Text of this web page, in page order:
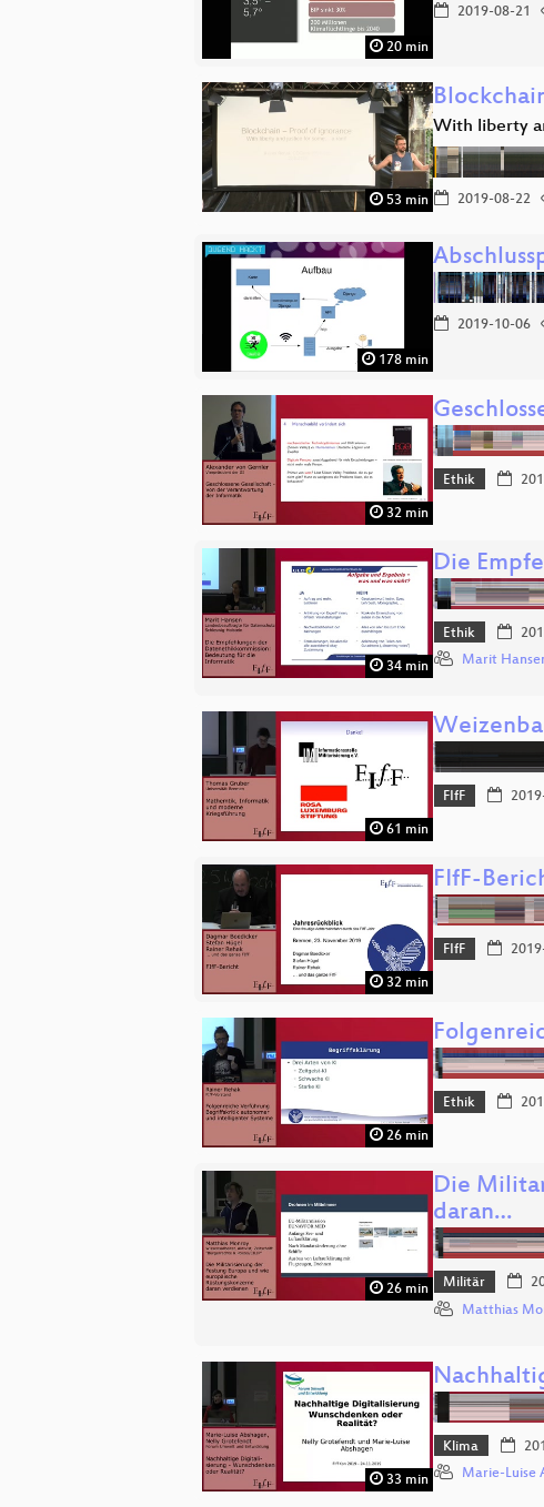
20 min
2019-08-21
53 min
With liberty
2019-08-22
178 min
2019-10-06
32 min
Ethik
34 min
Die
Ethik
Marit
61 min
FIfF
32 min
FIfF-
FIfF
26 min
Ethik
26 min
Die
daran…
Militär
Matthias
33 min
Klima
Marie-Luise